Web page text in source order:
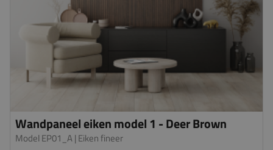
Wandpaneel eiken model 1 - Deer Brown
Model EP01_A| Eiken fineer